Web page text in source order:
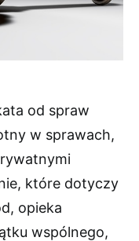
od spraw
w sprawach,
które dotyczy
opieka
wspólnego,